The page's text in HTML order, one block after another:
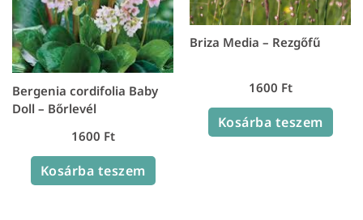
Bergenia cordifolia Baby
Doll – Bőrlevél
1600 Ft
Kosárba teszem
Briza Media – Rezgőfű
1600 Ft
Kosárba teszem